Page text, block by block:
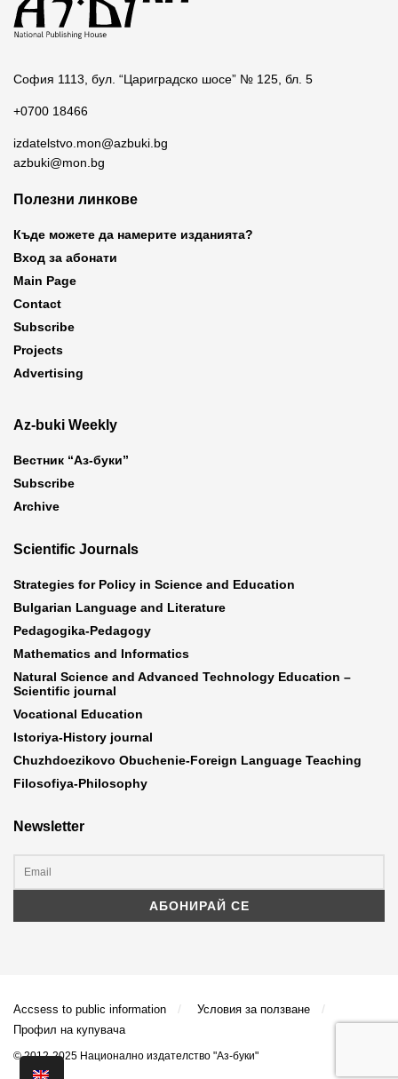
София 1113, бул. “Цариградско шосе” № 125, бл. 5
+0700 18466
izdatelstvo.mon@azbuki.bg
azbuki@mon.bg
Полезни линкове
Къде можете да намерите изданията?
Вход за абонати
Main Page
Contact
Subscribe
Projects
Advertising
Az-buki Weekly
Вестник “Аз-буки”
Subscribe
Archive
Scientific Journals
Strategies for Policy in Science and Education
Bulgarian Language and Literature
Pedagogika-Pedagogy
Mathematics and Informatics
Natural Science and Advanced Technology Education –
Scientific journal
Vocational Education
Istoriya-History journal
Chuzhdoezikovo Obuchenie-Foreign Language Teaching
Filosofiya-Philosophy
Newsletter
Accsess to public information
Условия за ползване
Профил на купувача
© 2012-2025 Национално издателство "Аз-буки"